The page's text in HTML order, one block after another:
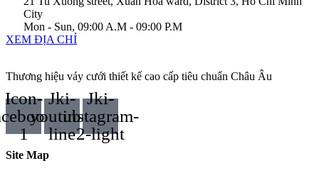
City
Mon - Sun, 09:00 A.M - 09:00 P.M
XEM ĐỊA CHỈ
Thương hiệu váy cưới thiết kế cao cấp tiêu chuẩn Châu Âu
Icon-
1
Jki-
youtube-
line
Jki-
instagram-
2-light
Site Map